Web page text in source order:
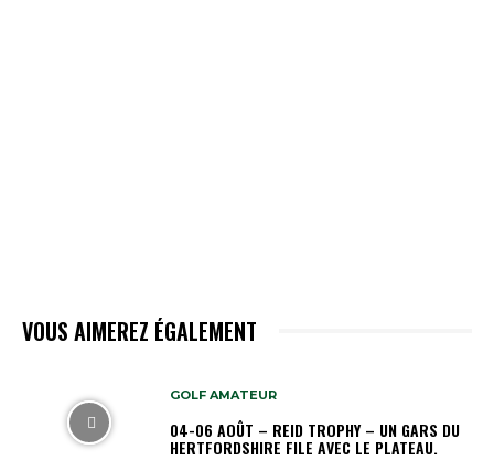
VOUS AIMEREZ ÉGALEMENT
GOLF AMATEUR
04-06 AOÛT – REID TROPHY – UN GARS DU
HERTFORDSHIRE FILE AVEC LE PLATEAU.